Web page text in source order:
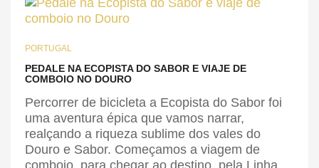
PORTUGAL
PEDALE NA ECOPISTA DO SABOR E VIAJE DE
COMBOIO NO DOURO
Percorrer de bicicleta a Ecopista do Sabor foi
uma aventura épica que vamos narrar,
realçando a riqueza sublime dos vales do
Douro e Sabor. Começamos a viagem de